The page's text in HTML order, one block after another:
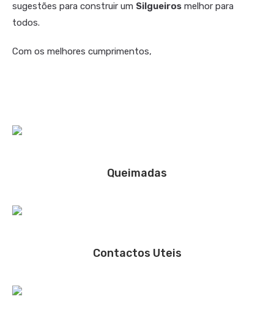
sugestões para construir um Silgueiros melhor para
todos.
Com os melhores cumprimentos,
Queimadas
Contactos Uteis